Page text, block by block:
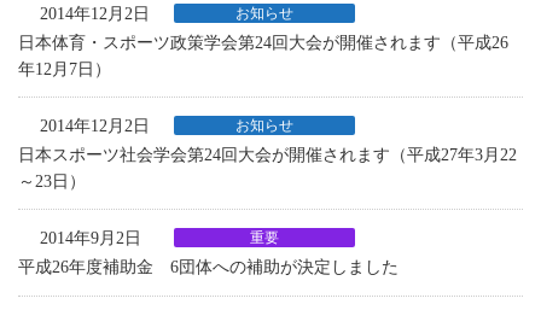
2014年12月2日 お知らせ
日本体育・スポーツ政策学会第24回大会が開催されます（平成26
年12月7日）
2014年12月2日 お知らせ
日本スポーツ社会学会第24回大会が開催されます（平成27年3月22
～23日）
2014年9月2日 重要
平成26年度補助金 6団体への補助が決定しました